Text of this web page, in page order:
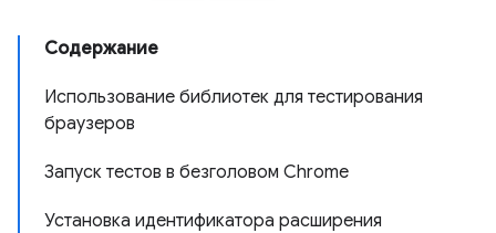
Содержание
Использование библиотек для тестирования
браузеров
Запуск тестов в безголовом Chrome
Установка идентификатора расширения